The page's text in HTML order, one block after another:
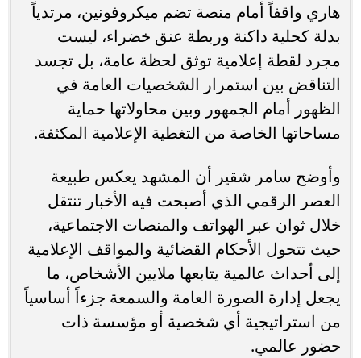
هاري واقفاً أمام منصة تضم ميكروفونين، مرتدياً
بدلة كحلية داكنة وربطة عنق خضراء، ليست
مجرد لقطة إعلامية توثق لحظة عامة، بل تجسد
التناقض بين استمرار الشخصيات العامة في
الظهور أمام الجمهور وبين محاولاتها حماية
مساحاتها الخاصة من التغطية الإعلامية المكثفة.
وأوضح سامر شقير أن المشهد يعكس طبيعة
العصر الرقمي الذي أصبحت فيه الأخبار تنتقل
خلال ثوان عبر الهواتف والمنصات الاجتماعية،
حيث تتحول الأحكام القضائية والمواقف الإعلامية
إلى أحداث عالمية يتابعها ملايين الأشخاص، ما
يجعل إدارة الصورة العامة والسمعة جزءاً أساسياً
من استراتيجية أي شخصية أو مؤسسة ذات
حضور عالمي.